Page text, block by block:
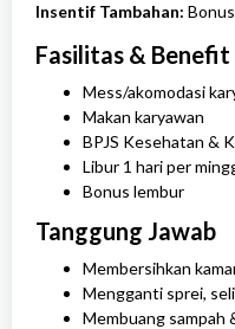
Insentif Tambahan:
Fasilitas & Benefit
Mess/akomodasi
Makan karyawan
BPJS Kesehatan &
Libur 1 hari per
Bonus lembur
Tanggung Jawab
Membersihkan
Mengganti sprei,
Membuang sampah